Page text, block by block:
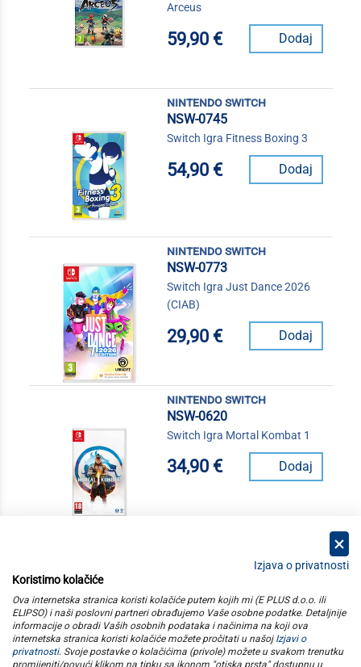
Arceus
59,90 € Dodaj
nintendo switch
NSW-0745
Switch Igra Fitness Boxing 3
54,90 € Dodaj
nintendo switch
NSW-0773
Switch Igra Just Dance 2026
(CIAB)
29,90 € Dodaj
nintendo switch
NSW-0620
Switch Igra Mortal Kombat 1
34,90 € Dodaj
kategorije
elipso
Izjava o privatnosti
Koristimo kolačiće
Ova internetska stranica koristi kolačiće putem kojih mi (E PLUS d.o.o. ili
ELIPSO) i naši poslovni partneri obrađujemo Vaše osobne podatke. Detaljnije
informacije o obradi Vaših osobnih podataka i načinima na koji ova
internetska stranica koristi kolačiće možete pročitati u našoj Izjavi o
privatnosti. Svoje postavke o kolačićima (privole) možete u svakom trenutku
promijeniti/povući klikom na tipku sa ikonom "otiska prsta" dostupnu u